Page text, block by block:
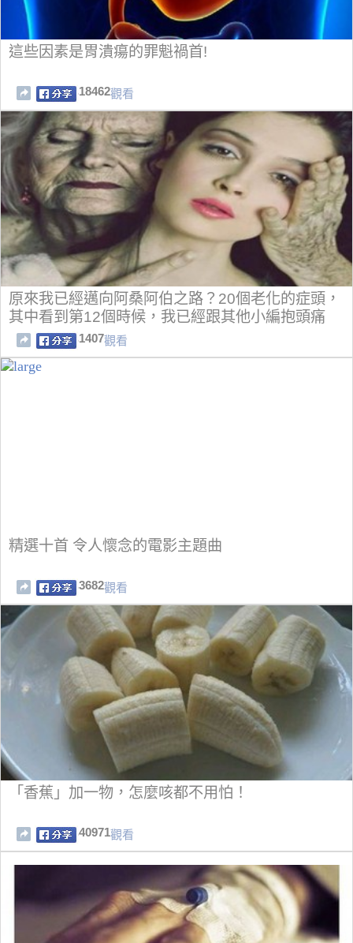
這些因素是胃潰瘍的罪魁禍首!
18462觀看
原來我已經邁向阿桑阿伯之路？20個老化的症頭，
其中看到第12個時候，我已經跟其他小編抱頭痛
哭......
1407觀看
精選十首 令人懷念的電影主題曲
3682觀看
「香蕉」加一物，怎麼咳都不用怕！
40971觀看